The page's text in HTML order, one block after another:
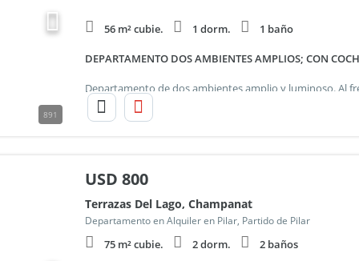
891
56 m² cubie. 1 dorm. 1 baño
DEPARTAMENTO DOS AMBIENTES AMPLIOS; CON
USD 800
Terrazas Del Lago, Champanat
Departamento en Alquiler en Pilar, Partido de Pilar
75 m² cubie. 2 dorm. 2 baños